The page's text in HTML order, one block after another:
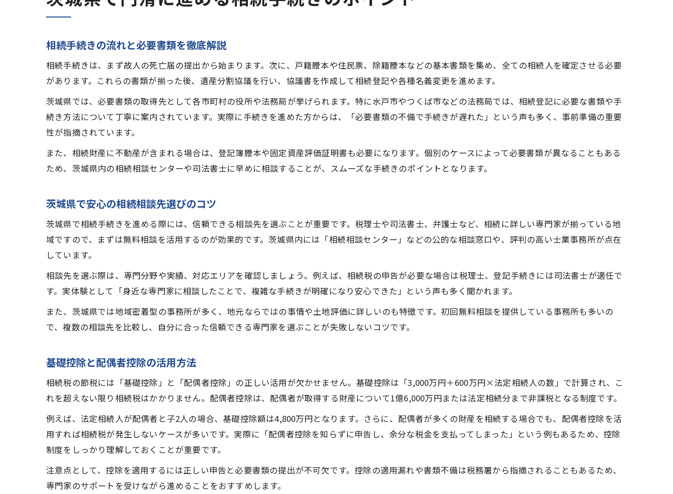
相続税対策に役立つ手続きの基本知識
税金対策で家族が知っておくべきこと
税制改正が相続手続きに与える影響
相続手続きの準備で大切なポイント
専門家に相談する最適なタイミングとは
配偶者の税額軽減と節税のポイント
みなし財産の非課税枠と手続き方法
申告期限を守るための効率的な進め方
相続手続きで生じやすい誤解と対策法
家族間トラブルを未然に防ぐ手続き術
配偶者の税額軽減を使った相続手続き
専門家が教える配偶者のための対策例
相続手続きの流れと必要書類を徹底解説
相続手続きは、まず故人の死亡届の提出から始まります。次に、戸籍謄本や住民票、除籍謄本などの基本書類を集め、全ての相続人を確定させる必要
があります。これらの書類が揃った後、遺産分割協議を行い、協議書を作成して相続登記や各種名義変更を進めます。
茨城県では、必要書類の取得先として各市町村の役所や法務局が挙げられます。特に水戸市やつくば市などの法務局では、相続登記に必要な書類や手
続き方法について丁寧に案内されています。実際に手続きを進めた方からは、「必要書類の不備で手続きが遅れた」という声も多く、事前準備の重要
性が指摘されています。
また、相続財産に不動産が含まれる場合は、登記簿謄本や固定資産評価証明書も必要になります。個別のケースによって必要書類が異なることもある
ため、茨城県内の相続相談センターや司法書士に早めに相談することが、スムーズな手続きのポイントとなります。
茨城県で安心の相続相談先選びのコツ
茨城県で相続手続きを進める際には、信頼できる相談先を選ぶことが重要です。税理士や司法書士、弁護士など、相続に詳しい専門家が揃っている地
域ですので、まずは無料相談を活用するのが効果的です。茨城県内には「相続相談センター」などの公的な相談窓口や、評判の高い士業事務所が点在
しています。
相談先を選ぶ際は、専門分野や実績、対応エリアを確認しましょう。例えば、相続税の申告が必要な場合は税理士、登記手続きには司法書士が適任で
す。実体験として「身近な専門家に相談したことで、複雑な手続きが明確になり安心できた」という声も多く聞かれます。
また、茨城県では地域密着型の事務所が多く、地元ならではの事情や土地評価に詳しいのも特徴です。初回無料相談を提供している事務所も多いの
で、複数の相談先を比較し、自分に合った信頼できる専門家を選ぶことが失敗しないコツです。
基礎控除と配偶者控除の活用方法
相続税の節税には「基礎控除」と「配偶者控除」の正しい活用が欠かせません。基礎控除は「3,000万円＋600万円×法定相続人の数」で計算され、こ
れを超えない限り相続税はかかりません。配偶者控除は、配偶者が取得する財産について1億6,000万円または法定相続分まで非課税となる制度です。
例えば、法定相続人が配偶者と子2人の場合、基礎控除額は4,800万円となります。さらに、配偶者が多くの財産を相続する場合でも、配偶者控除を活
用すれば相続税が発生しないケースが多いです。実際に「配偶者控除を知らずに申告し、余分な税金を支払ってしまった」という例もあるため、控除
制度をしっかり理解しておくことが重要です。
注意点として、控除を適用するには正しい申告と必要書類の提出が不可欠です。控除の適用漏れや書類不備は税務署から指摘されることもあるため、
専門家のサポートを受けながら進めることをおすすめします。